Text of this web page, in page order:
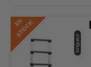
E
N
S
T
O
C
K